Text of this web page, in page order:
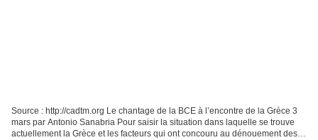
Source : http://cadtm.org Le chantage de la BCE à l’encontre de la Grèce 3
mars par Antonio Sanabria Pour saisir la situation dans laquelle se trouve
actuellement la Grèce et les facteurs qui ont concouru au dénouement des